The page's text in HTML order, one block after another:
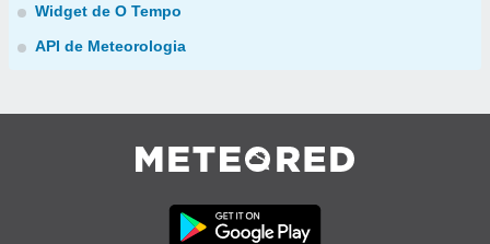
Widget de O Tempo
API de Meteorologia